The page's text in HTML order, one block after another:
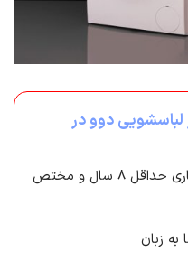
لباسشویی دوو در
۱ – دارای تکنسین های با سابقه کاری حداقل ۸ سال و مختص